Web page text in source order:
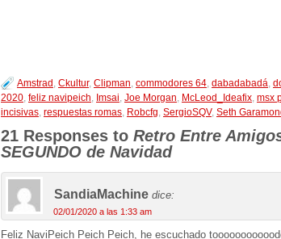
Amstrad , Ckultur, Clipman, commodores 64, dabadabadá,
2020, feliz navipeich, Imsai, Joe Morgan, McLeod_Ideafix, msx
incisivas, respuestas romas, Robcfg, SergioSQV, Seth
21 Responses to Retro Entre
SEGUNDO de Navidad
SandiaMachine dice:
02/01/2020 a las 1:33 am
Feliz NaviPeich Peich Peich, he escuchado